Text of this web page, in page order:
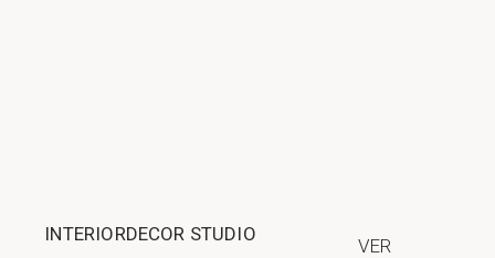
INTERIORDECOR STUDIO
VER